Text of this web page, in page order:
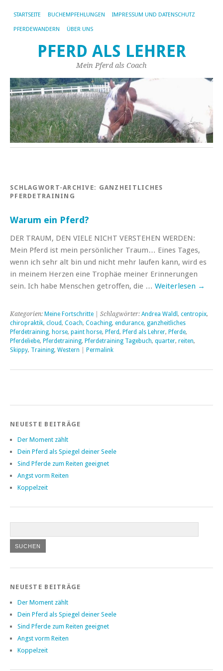
STARTSEITE BUCHEMPFEHLUNGEN IMPRESSUM UND DATENSCHUTZ
PFERDEWANDERN ÜBER UNS
PFERD ALS LEHRER
Mein Pferd als Coach
SCHLAGWORT-ARCHIVE: GANZHEITLICHES
PFERDETRAINING
Warum ein Pferd?
DER TRAUM, DEN VIELE NICHT VERSTEHEN WERDEN:
Mein Pferd ist mein persönlicher Traum… Eines Tages,
wenn ich sehr alt bin und nicht mehr laufen kann, wird es
in meinem Herzen eine Trophäe meiner Erinnerungen
sein. Ich habe Menschen getroffen, die … Weiterlesen →
Kategorien: Meine Fortschritte | Schlagwörter: Andrea Waldl , centropix,
chiropraktik, cloud, Coach, Coaching, endurance, ganzheitliches
Pferdetraining, horse, paint horse, Pferd, Pferd als Lehrer, Pferde,
Pferdeliebe, Pferdetraining, Pferdetraining Tagebuch, quarter, reiten,
Skippy, Training, Western Permalink
NEUESTE BEITRÄGE
Der Moment zählt
Dein Pferd als Spiegel deiner Seele
Sind Pferde zum Reiten geeignet
Angst vorm Reiten
Koppelzeit
NEUESTE BEITRÄGE
Der Moment zählt
Dein Pferd als Spiegel deiner Seele
Sind Pferde zum Reiten geeignet
Angst vorm Reiten
Koppelzeit